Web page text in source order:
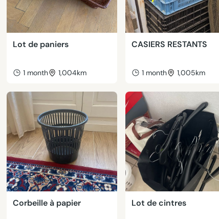
Lot de paniers
1 month 1,004km
CASIERS RESTANTS
1 month 1,005km
Corbeille à papier Lot de cintres